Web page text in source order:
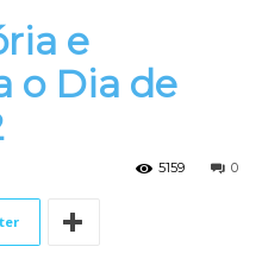
e
o Dia de
0
5159